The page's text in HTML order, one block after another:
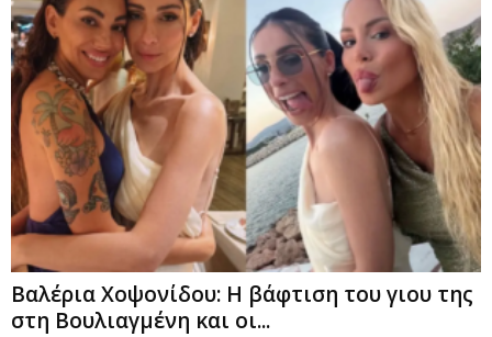
Βαλέρια Χοψονίδου: Η βάφτιση του γιου της
στη Βουλιαγμένη και οι...